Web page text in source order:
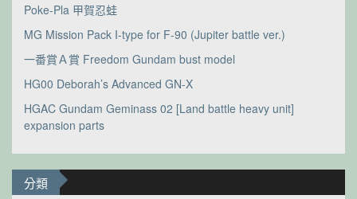
Poke-Pla 甲賀忍蛙
MG Mission Pack I-type for F-90 (Jupiter battle ver.)
一番賞Ａ賞 Freedom Gundam bust model
HG00 Deborah’s Advanced GN-X
HGAC Gundam Geminass 02 [Land battle heavy unit]
expansion parts
分類